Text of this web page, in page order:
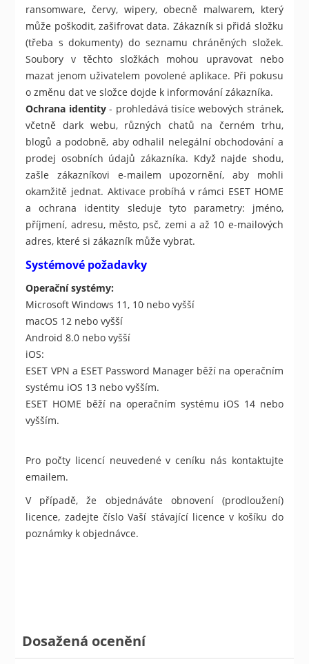
ransomware, červy, wipery, obecně malwarem, který
může poškodit, zašifrovat data. Zákazník si přidá složku
(třeba s dokumenty) do seznamu chráněných složek.
Soubory v těchto složkách mohou upravovat nebo
mazat jenom uživatelem povolené aplikace. Při pokusu
o změnu dat ve složce dojde k informování zákazníka.
Ochrana identity- prohledává tisíce webových stránek,
včetně dark webu, různých chatů na černém trhu,
blogů a podobně, aby odhalil nelegální obchodování a
prodej osobních údajů zákazníka. Když najde shodu,
zašle zákazníkovi e-mailem upozornění, aby mohli
okamžitě jednat. Aktivace probíhá v rámci ESET HOME
a ochrana identity sleduje tyto parametry: jméno,
příjmení, adresu, město, psč, zemi a až 10 e-mailových
adres, které si zákazník může vybrat.
Systémové požadavky
Operační systémy:
Microsoft Windows 11, 10 nebo vyšší
macOS 12 nebo vyšší
Android 8.0 nebo vyšší
iOS:
ESET VPN a ESET Password Manager běží na operačním
systému iOS 13 nebo vyšším.
ESET HOME běží na operačním systému iOS 14 nebo
vyšším.
Pro počty licencí neuvedené v ceníku nás kontaktujte
emailem.
V případě, že objednáváte obnovení (prodloužení)
licence, zadejte číslo Vaší stávající licence v košíku do
poznámky k objednávce.
Dosažená ocenění